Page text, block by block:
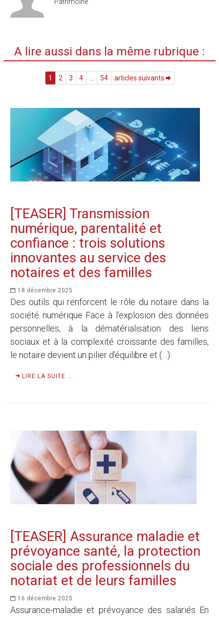
A lire aussi dans la même rubrique :
1 2 3 4 54 articles suivants
[TEASER] Transmission
numérique, parentalité et
confiance : trois solutions
innovantes au service des
notaires et des familles
18 décembre 2025
Des outils qui renforcent le rôle du notaire dans la
société numérique Face à l’explosion des données
personnelles, à la dématérialisation des liens
sociaux et à la complexité croissante des familles,
le notaire devient un pilier d’équilibre et (…)
LIRE LA SUITE ...
[TEASER] Assurance maladie et
prévoyance santé, la protection
sociale des professionnels du
notariat et de leurs familles
16 décembre 2025
Assurance-maladie et prévoyance des salariés En